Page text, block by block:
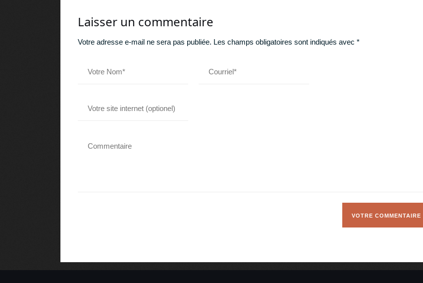
Laisser un commentaire
Votre adresse e-mail ne sera pas publiée. Les champs obligatoires sont indiqués avec *